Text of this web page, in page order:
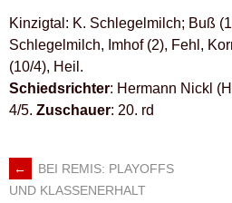
Kinzigtal: K. Schlegelmilch; Buß
Schlegelmilch, Imhof (2), Fehl,
(10/4), Heil.
Schiedsrichter: Hermann Nickl
4/5. Zuschauer: 20. rd
ARTIKEL-
←
BEI REMIS: PLAYOFFS
UND KLASSENERHALT